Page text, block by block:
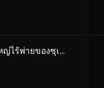
ตอนที่ 60 ปืนใหญ่ไร้พ่ายของซุเนโอะ